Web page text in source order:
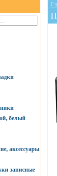
белый
аксессуары
записные